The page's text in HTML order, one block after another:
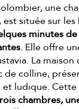
une
située sur les
minutes
. Elle offre
La
de colline,
ludique. Cette
chambres,